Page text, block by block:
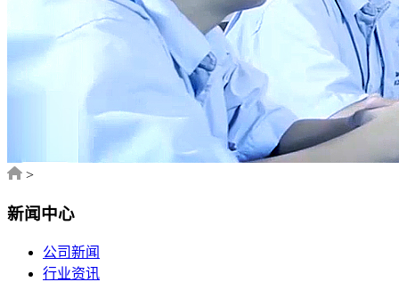
>
新闻中心
公司新闻
行业资讯